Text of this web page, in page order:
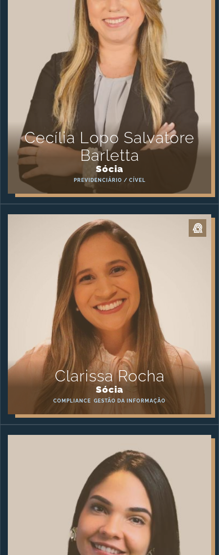
Cecília Lopo Salvatore
Barletta
Sócia
PREVIDENCIÁRIO / CÍVEL
Clarissa Rocha
Sócia
COMPLIANCE GESTÃO DA INFORMAÇÃO